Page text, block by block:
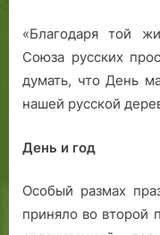
«Благодаря той
Союза русских
думать, что День
нашей русской
День и год
Особый размах
приняло во второй